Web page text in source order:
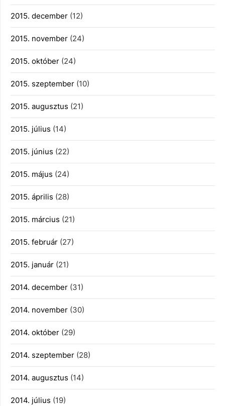
2015. december (12)
2015. november (24)
2015. október (24)
2015. szeptember (10)
2015. augusztus (21)
2015. július (14)
2015. június (22)
2015. május (24)
2015. április (28)
2015. március (21)
2015. február (27)
2015. január (21)
2014. december (31)
2014. november (30)
2014. október (29)
2014. szeptember (28)
2014. augusztus (14)
2014. július (19)